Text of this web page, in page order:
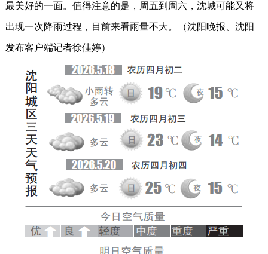
最美好的一面。值得注意的是，周五到周六，沈城可能又将
出现一次降雨过程，目前来看雨量不大。（沈阳晚报、沈阳
发布客户端记者徐佳婷）